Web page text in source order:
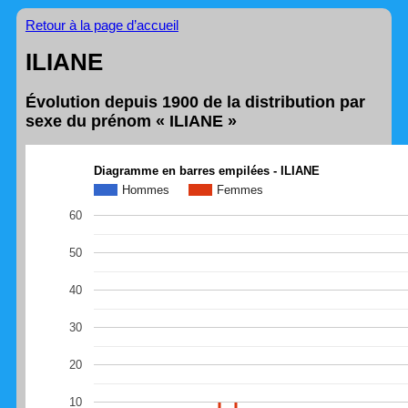
Retour à la page d’accueil
ILIANE
Évolution depuis 1900 de la distribution par
sexe du prénom « ILIANE »
Diagramme en barres empilées - ILIANE
Hommes
Femmes
10
20
30
40
50
60